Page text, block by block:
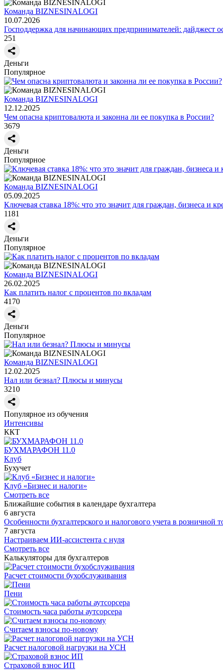
Команда BIZNESINALOGI
10.07.2026
Господдержка для начинающих предпринимателей: дайджест
251
Деньги
Популярное
Команда BIZNESINALOGI
12.12.2025
Чем опасна криптовалюта и законна ли ее покупка в России?
3679
Деньги
Популярное
Команда BIZNESINALOGI
05.09.2025
Ключевая ставка 18%: что это значит для граждан, бизнеса и
1181
Деньги
Популярное
Команда BIZNESINALOGI
26.02.2025
Как платить налог с процентов по вкладам
4170
Деньги
Популярное
Команда BIZNESINALOGI
12.02.2025
Нал или безнал? Плюсы и минусы
3210
Популярное из обучения
Интенсивы
ККТ
БУХМАРАФОН 11.0
Клуб
Бухучет
Клуб «Бизнес и налоги»
Смотреть все
Ближайшие события в календаре бухгалтера
6 августа
Особенности бухгалтерского и налогового учета в розничной
7 августа
Настраиваем ИИ-ассистента с нуля
Смотреть все
Калькуляторы для бухгалтеров
Расчет стоимости бухобслуживания
Пени
Стоимость часа работы аутсорсера
Считаем взносы по-новому
Расчет налоговой нагрузки на УСН
Страховой взнос ИП